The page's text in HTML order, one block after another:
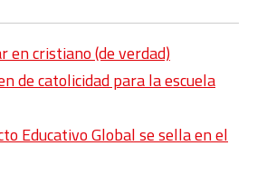
en cristiano (de verdad)
de catolicidad para la escuela
Educativo Global se sella en el